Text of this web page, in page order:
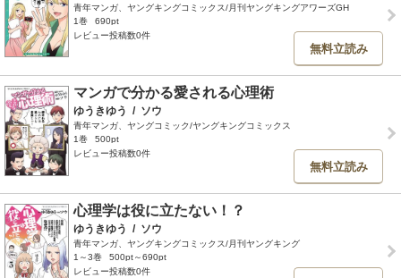
青年マンガ、ヤングキングコミックス/月刊ヤングキングアワーズGH
1巻
690pt
レビュー投稿数0件
無料立読み
マンガで分かる愛される心理術
ゆうきゆう / ソウ
青年マンガ、ヤングコミック/ヤングキングコミックス
1巻
500pt
レビュー投稿数0件
無料立読み
心理学は役に立たない！？
ゆうきゆう / ソウ
青年マンガ、ヤングキングコミックス/月刊ヤングキング
1～3巻
500pt～690pt
レビュー投稿数0件